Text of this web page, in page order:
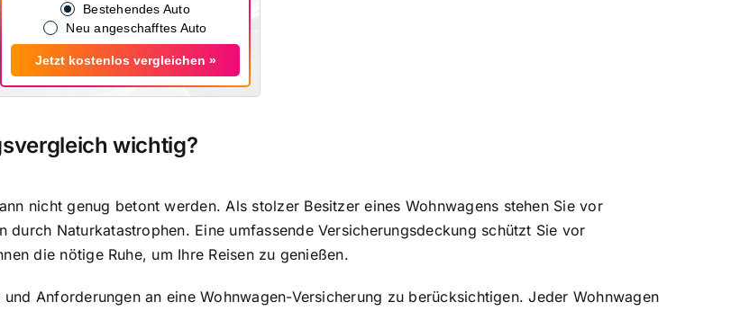
Bestehendes Auto
Neu angeschafftes Auto
Jetzt kostenlos vergleichen »
wichtig?
nicht genug betont werden. Als stolzer Besitzer eines Wohnwagens stehen Sie vor
Naturkatastrophen. Eine umfassende Versicherungsdeckung schützt Sie vor
die nötige Ruhe, um Ihre Reisen zu genießen.
Anforderungen an eine Wohnwagen-Versicherung zu berücksichtigen. Jeder Wohnwagen